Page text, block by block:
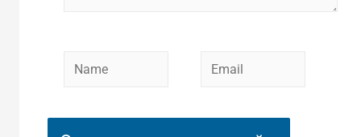
Name Email